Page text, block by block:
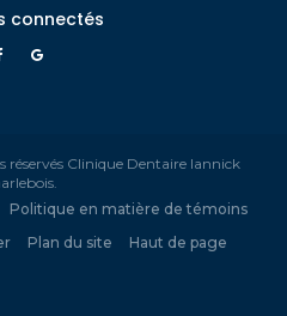
connectés
réservés Clinique Dentaire Iannick
.
Politique en matière de témoins
Plan du site Haut de page